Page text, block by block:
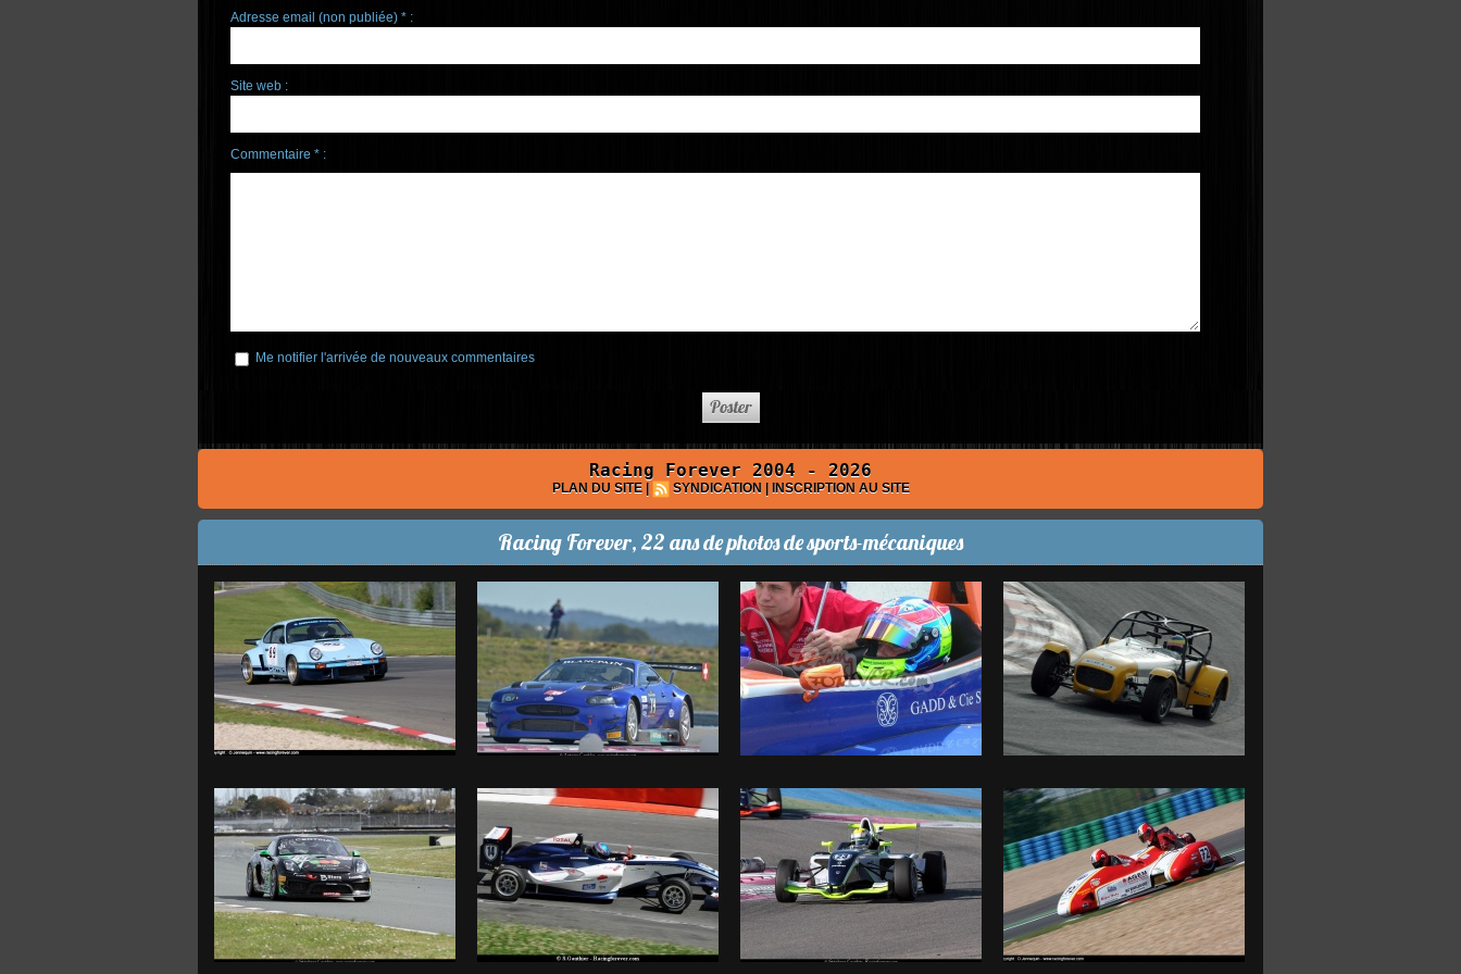
Adresse email (non publiée) * :
Site web :
Commentaire * :
Me notifier l'arrivée de nouveaux commentaires
Racing Forever 2004 - 2026
PLAN DU SITE | SYNDICATION | INSCRIPTION AU SITE
Racing Forever, 22 ans de photos de sports-mécaniques